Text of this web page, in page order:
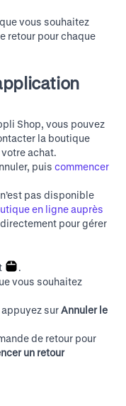
vous souhaitez
retour pour chaque
Shop, vous pouvez
la boutique
achat.
puis commencer
pas disponible
en ligne auprès
directement pour gérer
.
vous souhaitez
surAnnuler le
de retour pour
un retour